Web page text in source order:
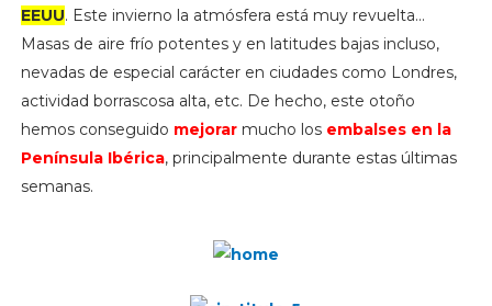
EEUU. Este invierno la atmósfera está muy revuelta...
Masas de aire frío potentes y en latitudes bajas incluso,
nevadas de especial carácter en ciudades como Londres,
actividad borrascosa alta, etc. De hecho, este otoño
hemos conseguido mejorarmucho los embalses en la
Península Ibérica, principalmente durante estas últimas
semanas.